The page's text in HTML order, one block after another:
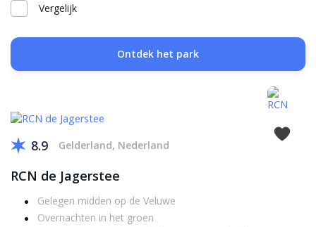
Vergelijk
Ontdek het park
8.9 Gelderland, Nederland
RCN de Jagerstee
Gelegen midden op de Veluwe
Overnachten in het groen